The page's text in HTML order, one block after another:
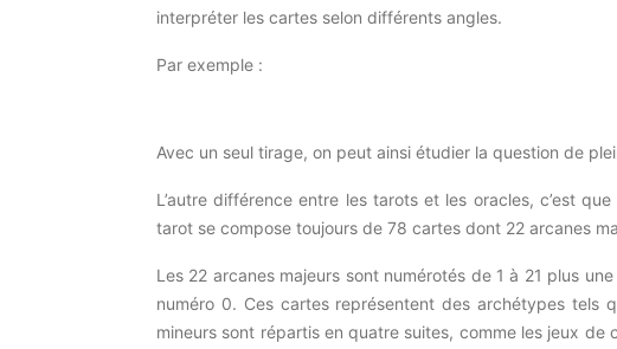
interpréter les cartes selon différents angles.
Par exemple :
Avec un seul tirage, on peut ainsi étudier la question de
L’autre différence entre les tarots et les oracles, c’est
tarot se compose toujours de 78 cartes dont 22 arcanes
Les 22 arcanes majeurs sont numérotés de 1 à 21 plus
numéro 0. Ces cartes représentent des archétypes tels
mineurs sont répartis en quatre suites, comme les jeux de